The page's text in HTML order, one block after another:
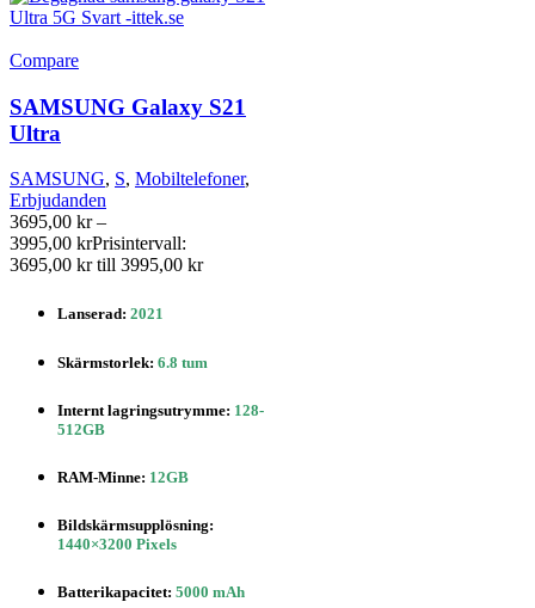
Compare
SAMSUNG Galaxy S21
Ultra
SAMSUNG, S, Mobiltelefoner,
Erbjudanden
3695,00 kr –
3995,00 krPrisintervall:
3695,00 kr till 3995,00 kr
Lanserad: 2021
Skärmstorlek: 6.8 tum
Internt lagringsutrymme: 128-
512GB
RAM-Minne: 12GB
Bildskärmsupplösning:
1440×3200 Pixels
Batterikapacitet: 5000 mAh